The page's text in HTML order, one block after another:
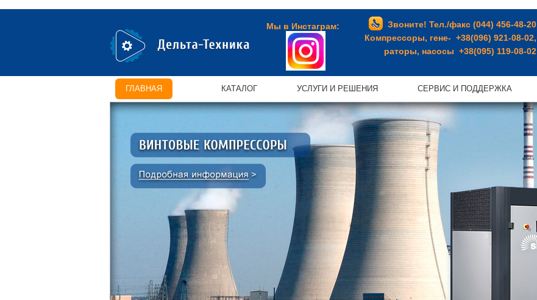
Мы в Инстаграм:
Звоните! Тел./факс (044) 456-48-20
Компрессоры, гене- +38(096) 921-08-02,
раторы, насосы +38(095) 119-08-02
ГЛАВНАЯ КАТАЛОГ УСЛУГИ И РЕШЕНИЯ СЕРВИС И ПОДДЕРЖКА